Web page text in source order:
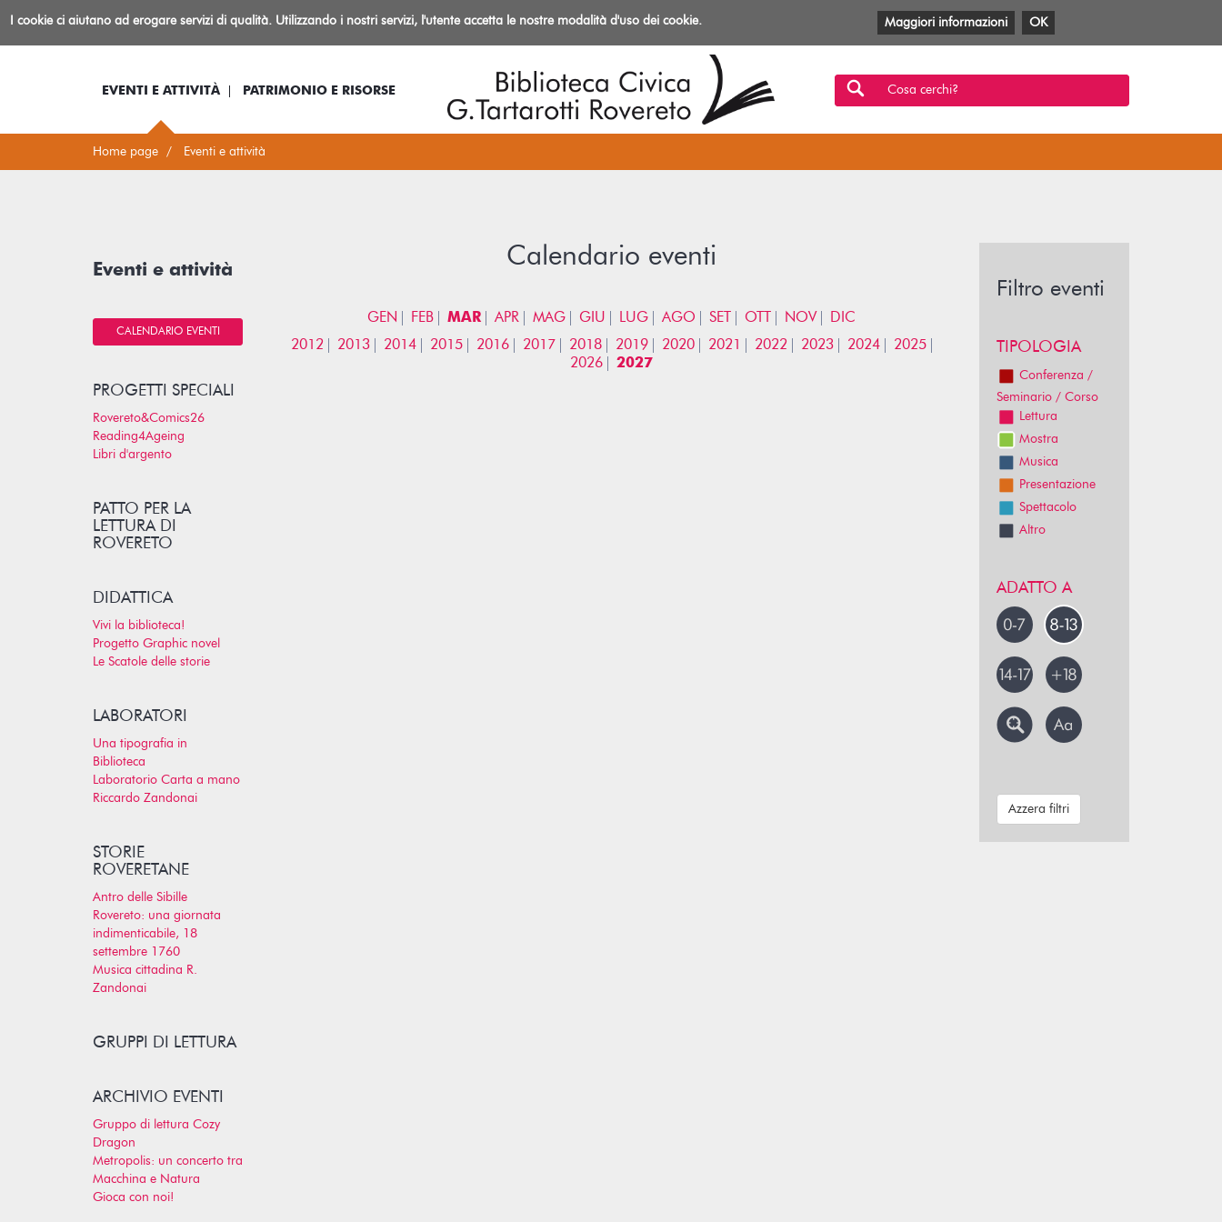
BibliotecaIo sono... Log-in Informazioni
Facebook
TwitterYouTube
Anobii
SBTMlol
EVENTI E ATTIVITÀ PATRIMONIO E RISORSE Cosa cerchi?
Home page Eventi e attività
Calendario eventi
GEN FEB MAR APR MAG GIU LUG AGO SET OTT NOV
DIC
2012
2013 2014 2015 2016 2017 2018 2019 2020 2021 2022 2023 2024
2025
2026
2027
Eventi e attività
CALENDARIO EVENTI
PROGETTI SPECIALI
Rovereto&Comics26
Reading4Ageing
Libri d'argento
PATTO PER LA
LETTURA DI
ROVERETO
DIDATTICA
Vivi la biblioteca!
Progetto Graphic novel
Le Scatole delle storie
LABORATORI
Una tipografia in
Biblioteca
Laboratorio Carta a mano
Riccardo Zandonai
STORIE
ROVERETANE
Antro delle Sibille
Rovereto: una giornata
indimenticabile, 18
settembre 1760
Musica cittadina R.
Zandonai
GRUPPI DI LETTURA
ARCHIVIO EVENTI
Gruppo di lettura Cozy
Dragon
Metropolis: un concerto tra
Macchina e Natura
Gioca con noi!
Filtro eventi
TIPOLOGIA
Conferenza /
Seminario / Corso
Lettura
Mostra
Musica
Presentazione
Spettacolo
Altro
ADATTO A
Azzera filtri
I cookie ci aiutano ad erogare servizi di qualità. Utilizzando i nostri servizi, l'utente accetta le nostre modalità d'uso dei cookie. Maggiori informazioni OK